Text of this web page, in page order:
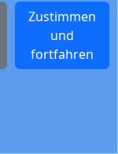
Zustimmen
und
fortfahren